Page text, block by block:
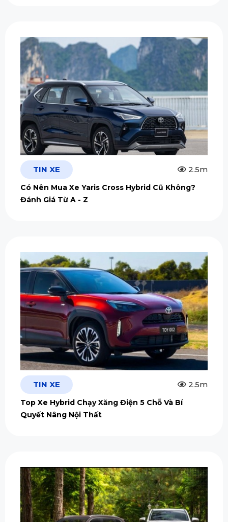
TIN XE 2.5m
Có Nên Mua Xe Yaris Cross Hybrid Cũ Không?
Đánh Giá Từ A - Z
TIN XE 2.5m
Top Xe Hybrid Chạy Xăng Điện 5 Chỗ Và Bí
Quyết Nâng Nội Thất